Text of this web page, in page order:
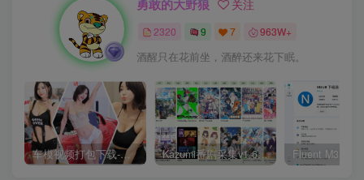
勇敢的大野狼 关注
2320 9 7 963W+
酒醒只在花前坐，酒醉还来花下眠。
车模视频打包下载-高清无水印版 Kazumi番剧采集v1.6.9：支持自定义规则+在线观看+弹幕，跨平台下载